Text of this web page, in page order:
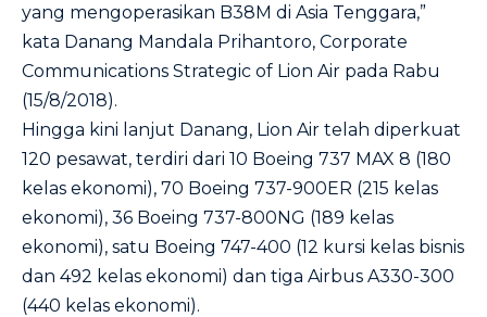
yang mengoperasikan B38M di Asia Tenggara,”
kata Danang Mandala Prihantoro, Corporate
Communications Strategic of Lion Air pada Rabu
(15/8/2018).
Hingga kini lanjut Danang, Lion Air telah diperkuat
120 pesawat, terdiri dari 10 Boeing 737 MAX 8 (180
kelas ekonomi), 70 Boeing 737-900ER (215 kelas
ekonomi), 36 Boeing 737-800NG (189 kelas
ekonomi), satu Boeing 747-400 (12 kursi kelas bisnis
dan 492 kelas ekonomi) dan tiga Airbus A330-300
(440 kelas ekonomi).